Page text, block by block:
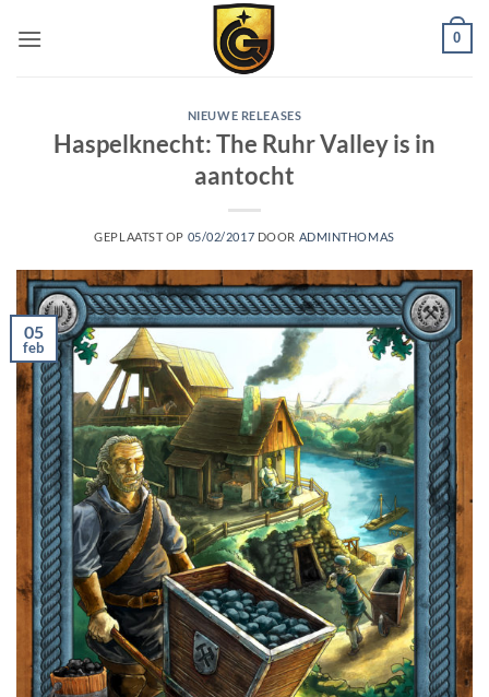
0
NIEUWE RELEASES
Haspelknecht: The Ruhr Valley is in
aantocht
GEPLAATST OP 05/02/2017 DOOR ADMINTHOMAS
05
feb